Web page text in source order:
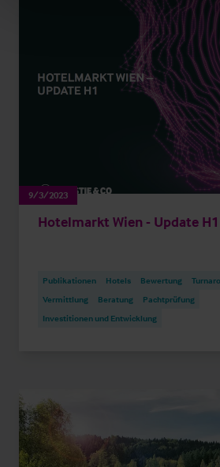
9/3/2023
Hotelmarkt Wien - Update H1
Publikationen Hotels Bewertung
Vermittlung
Beratung
Pachtprüfung
Investitionen und Entwicklung